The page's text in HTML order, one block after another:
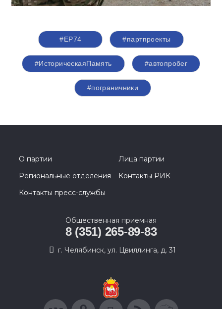
#ЕР74 #партпроекты
#ИсторическаяПамять #автопробег
#пограничники
О партии
Лица партии
Региональные отделения
Контакты РИК
Контакты пресс-службы
Общественная приемная
8 (351) 265-89-83
г. Челябинск, ул. Цвиллинга, д. 31